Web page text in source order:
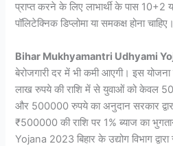
प्राप्त करने के लिए लाभार्थी के पास 10+2
पॉलिटेक्निक डिप्लोमा या समकक्ष होना चाहिए।
Bihar Mukhyamantri Udhyami
बेरोजगारी दर में भी कमी आएगी। इस योजना
लाख रुपये की राशि में से युवाओं को केवल
और 500000 रुपये का अनुदान सरकार
₹500000 की राशि पर 1% ब्याज का
Yojana 2023 बिहार के उद्योग विभाग